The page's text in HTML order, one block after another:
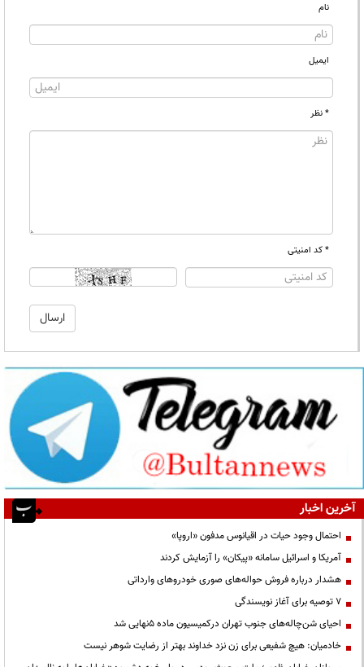
نام
ایمیل
* نظر
* کد امنیتی
آخرین اخبار
احتمال وجود حیات در اقیانوس مدفون «اروپا»
آمریکا و اسرائیل سامانه «پیکان» را آزمایش کردند
هشدار درباره فروش حواله‌های صوری خودروهای وارداتی
۷ توصیه برای آغاز نویسندگی
احیای شن‌چاله‌های جنوب تهران درکمیسیون ماده ۵نهایی شد
خادمیان: هیچ شفیعی برای زن نزد خداوند بهتر از رضایت شوهر نیست